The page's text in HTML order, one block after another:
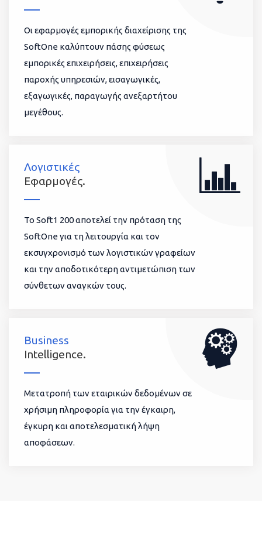
Οι εφαρμογές εμπορικής διαχείρισης της
SoftOne καλύπτουν πάσης φύσεως
εμπορικές επιχειρήσεις, επιχειρήσεις
παροχής υπηρεσιών, εισαγωγικές,
εξαγωγικές, παραγωγής ανεξαρτήτου
μεγέθους.
Λογιστικές
Εφαρμογές.
To Soft1 200 αποτελεί την πρόταση της
SoftOne για τη λειτουργία και τον
εκσυγχρονισμό των λογιστικών γραφείων
και την αποδοτικότερη αντιμετώπιση των
σύνθετων αναγκών τους.
Business
Intelligence.
Μετατροπή των εταιρικών δεδομένων σε
χρήσιμη πληροφορία για την έγκαιρη,
έγκυρη και αποτελεσματική λήψη
αποφάσεων.